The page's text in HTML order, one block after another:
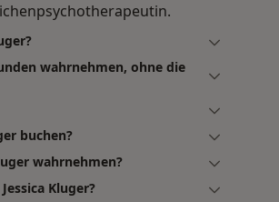
wahrnehmen, ohne die
buchen?
wahrnehmen?
Kluger?